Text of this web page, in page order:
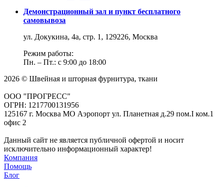
Демонстрационный зал и пункт бесплатного
самовывоза
ул. Докукина, 4а, стр. 1, 129226, Москва
Режим работы:
Пн. – Пт.: с 9:00 до 18:00
2026 © Швейная и шторная фурнитура, ткани
ООО "ПРОГРЕСС"
ОГРН: 1217700131956
125167 г. Москва МО Аэропорт ул. Планетная д.29 пом.I ком.1
офис 2
Данный сайт не является публичной офертой и носит
исключительно информационный характер!
Компания
Помощь
Блог